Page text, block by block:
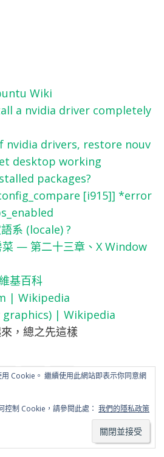
Wiki
a nvidia driver completely
nvidia drivers, restore nouv
desktop working
packages?
[i915]] *error
系 (locale) ?
— 第二十三章、X Window
基百科
| Wikipedia
| Wikipedia
，總之先這樣
密技 教學
如何使用
Nvidia 筆電也有自動切
Cookie。 繼續使用此網站即表示你同意網
控制 Cookie，請參閱此處： 我們的隱私政策